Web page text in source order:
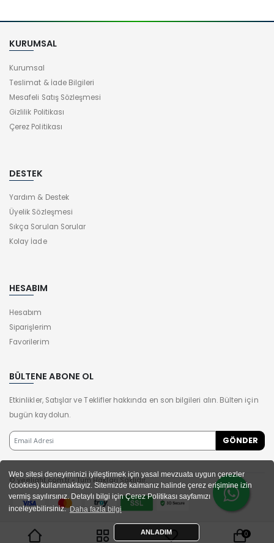
Web sitesi deneyiminizi iyileştirmek için yasal mevzuata uygun çerezler
(cookies) kullanmaktayız. Sitemizde kalmanız halinde çerez erişimine izin
vermiş sayılırsınız. Detaylı bilgi için Çerez Politikası sayfamızı
inceleyebilirsiniz.Daha fazla bilgi
ANLADIM
KURUMSAL
Kurumsal
Teslimat & İade Bilgileri
Mesafeli Satış Sözleşmesi
Gizlilik Politikası
Çerez Politikası
DESTEK
Yardım & Destek
Üyelik Sözleşmesi
Sıkça Sorulan Sorular
Kolay İade
HESABIM
Hesabım
Siparişlerim
Favorilerim
BÜLTENE ABONE OL
Etkinlikler, Satışlar ve Teklifler hakkında en son bilgileri alın. Bülten için
bugün kaydolun.
© yeelight.com.tr - Tüm Hakları Saklıdır.
0